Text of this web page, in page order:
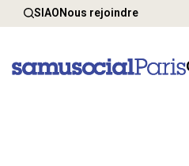
SIAONous rejoindre